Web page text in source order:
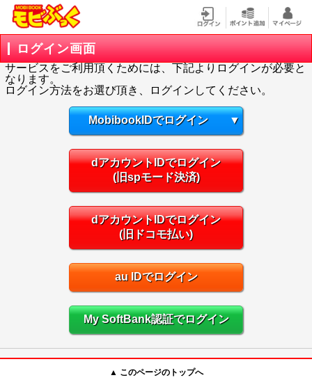
ログイン画面
サービスをご利用頂くためには、下記よりログインが必要と
なります。
ログイン方法をお選び頂き、ログインしてください。
MobibookIDでログイン ▼
dアカウントIDでログイン
(旧spモード決済)
dアカウントIDでログイン
(旧ドコモ払い)
au IDでログイン
My SoftBank認証でログイン
▲ このページのトップへ